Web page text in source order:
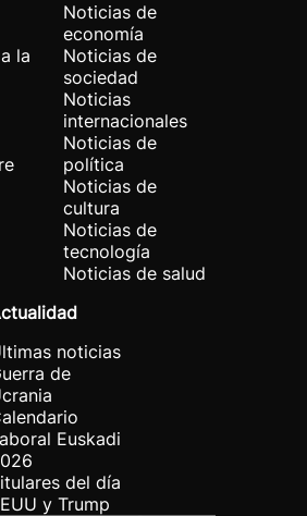
la
Noticias de
economía
Noticias de
sociedad
Noticias
internacionales
Noticias de
política
Noticias de
cultura
Noticias de
tecnología
Noticias de salud
noticias
de
Euskadi
del día
y Trump